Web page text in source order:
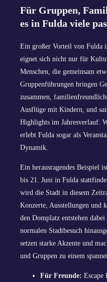
Für Gruppen,
es in Fulda viele
Ein großer Vorteil von Fulda
eignet sich nicht nur für
Menschen, die gemeinsam
Gruppenführungen bringen
zusammen,
Ausflüge mit Kindern, und
Highlights im Jahresverlauf.
erlebt Fulda sogar als
Dynamik.
Ein herausragendes Beispiel
bis 21. Juni in Fulda
wird die Stadt in diesem
Konzerte, Ausstellungen und
den Domplatz entstehen
normalen Stadtbesuch
setzen starke Akzente und
und Gruppen zu einem
Für Freunde: Escape